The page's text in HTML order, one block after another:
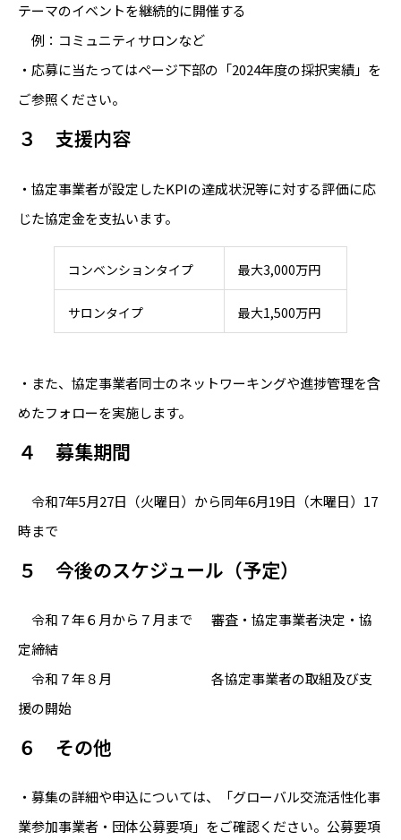
テーマのイベントを継続的に開催する
例：コミュニティサロンなど
・応募に当たってはページ下部の「2024年度の採択実績」を
ご参照ください。
３ 支援内容
・協定事業者が設定したKPIの達成状況等に対する評価に応
じた協定金を支払います。
コンベンションタイプ 最大3,000万円
サロンタイプ 最大1,500万円
・また、協定事業者同士のネットワーキングや進捗管理を含
めたフォローを実施します。
４ 募集期間
令和7年5月27日（火曜日）から同年6月19日（木曜日）17
時まで
５ 今後のスケジュール（予定）
令和７年６月から７月まで 審査・協定事業者決定・協
定締結
令和７年８月 各協定事業者の取組及び支
援の開始
６ その他
・募集の詳細や申込については、「グローバル交流活性化事
業参加事業者・団体公募要項」をご確認ください。公募要項